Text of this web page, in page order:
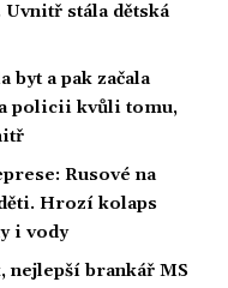
stála dětská
byt a pak začala
policii kvůli tomu,
Rusové na
Hrozí kolaps
i vody
nejlepší brankář MS